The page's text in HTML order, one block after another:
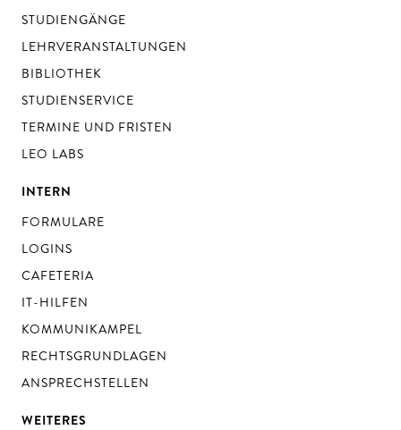
STUDIENGÄNGE
LEHRVERANSTALTUNGEN
BIBLIOTHEK
STUDIENSERVICE
TERMINE UND FRISTEN
LEO LABS
INTERN
FORMULARE
LOGINS
CAFETERIA
IT-HILFEN
KOMMUNIKAMPEL
RECHTSGRUNDLAGEN
ANSPRECHSTELLEN
WEITERES